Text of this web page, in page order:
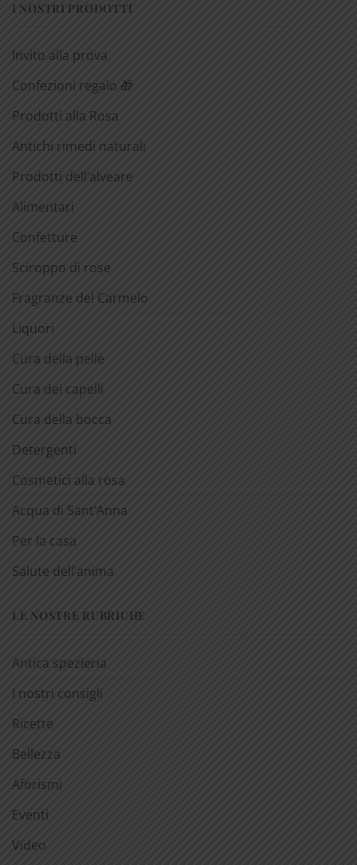
I NOSTRI PRODOTTI
Invito alla prova
Confezioni regalo 🎁
Prodotti alla Rosa
Antichi rimedi naturali
Prodotti dell’alveare
Alimentari
Confetture
Sciroppo di rose
Fragranze del Carmelo
Liquori
Cura della pelle
Cura dei capelli
Cura della bocca
Detergenti
Cosmetici alla rosa
Acqua di Sant’Anna
Per la casa
Salute dell’anima
LE NOSTRE RUBRICHE
Antica spezieria
I nostri consigli
Ricette
Bellezza
Aforismi
Eventi
Video